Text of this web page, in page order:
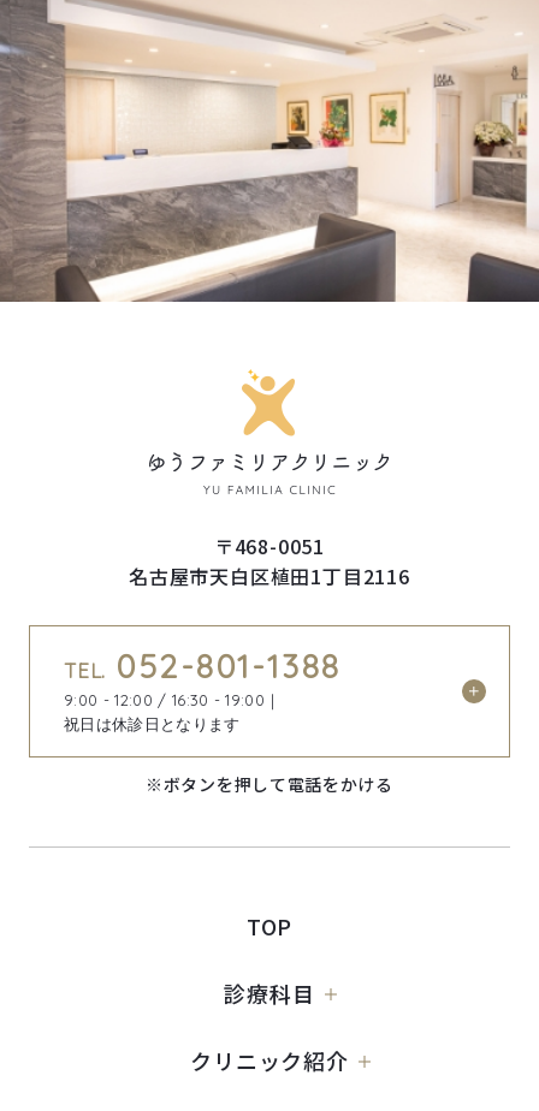
〒468-0051
名古屋市天白区植田1丁目2116
TEL. 052-801-1388
9:00 - 12:00 / 16:30 - 19:00｜
祝日は休診日となります
※ボタンを押して電話をかける
TOP
診療科目
クリニック紹介